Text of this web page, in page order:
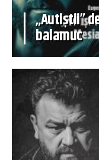
„Autiștii”
balamuc